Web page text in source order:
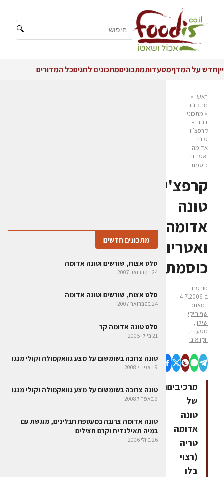
🔍
ייןחדש על המדףמסעדותמתכוניםמתכונים לחגיםכל המדורים
ראשי »
מתכונים
» מתכוני
דגים »
קרפצ'יו
טונה
אדומה
ואטריות
כוסמת
קרפצ'יו
טונה
אדומה
ואטריות
כוסמת
פורסם
ב-4.7.2006
| מאת:
שף חיקי
שילון,
מסעדת
יוקו אונו
מרכיביםנתח
של
טונה
אדומה
טריה
(רצוי
בלו
מתכונים חדשים
סלט אצות, שורשים וטונה אדומה
24 בפברואר 2007
סלט אצות, שורשים וטונה אדומה
24 בפברואר 2007
סלט טונה אדומה קר
21 ביולי 2005
טונה צרובה בשומשום על מצע גוואקמולה וקולי מנגו
9 באפריל 2008
טונה צרובה בשומשום על מצע גוואקמולה וקולי מנגו
9 באפריל 2008
טונה אדומה צרובה במעטפת תבלינים, מוגשת עם
במיה תאילנדית וקרם חצילים
26 ביולי 2006